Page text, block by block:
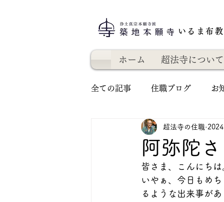
いるま布
ホーム 超法寺について
全ての記事 住職ブログ お
阿弥陀
超法寺の住職
皆さま、こんにちは
いやぁ、今日もめ
るような出来事が